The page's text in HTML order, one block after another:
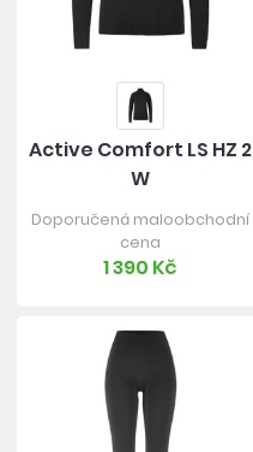
Active Comfort LS HZ 2
W
Doporučená maloobchodní
cena
1 390 Kč